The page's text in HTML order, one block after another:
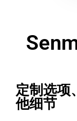
定制选项
他细节